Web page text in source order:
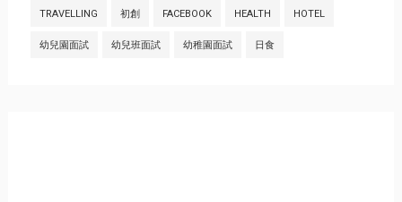
TRAVELLING 初創 FACEBOOK HEALTH HOTEL
幼兒園面試 幼兒班面試 幼稚園面試 日食